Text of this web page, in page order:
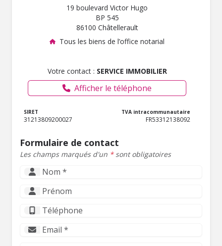
19 boulevard Victor Hugo
BP 545
86100 Châtellerault
Tous les biens de l’office notarial
Votre contact : SERVICE IMMOBILIER
Afficher le téléphone
SIRET
31213809200027
TVA intracommunautaire
FR53312138092
Formulaire de contact
Les champs marqués d'un *sont obligatoires